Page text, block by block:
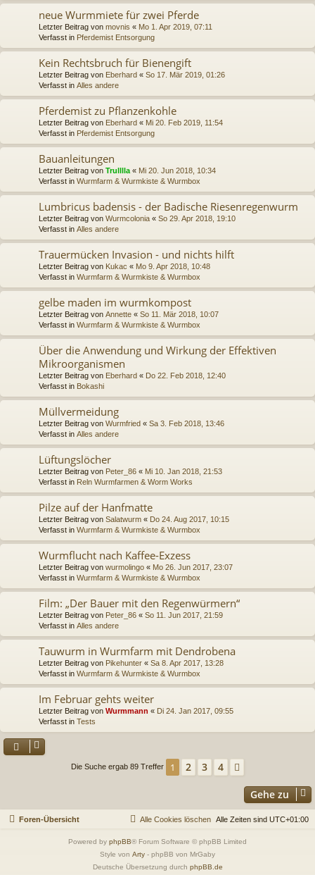
neue Wurmmiete für zwei Pferde
Letzter Beitrag von movnis « Mo 1. Apr 2019, 07:11
Verfasst in Pferdemist Entsorgung
Kein Rechtsbruch für Bienengift
Letzter Beitrag von Eberhard « So 17. Mär 2019, 01:26
Verfasst in Alles andere
Pferdemist zu Pflanzenkohle
Letzter Beitrag von Eberhard « Mi 20. Feb 2019, 11:54
Verfasst in Pferdemist Entsorgung
Bauanleitungen
Letzter Beitrag von Trulllla « Mi 20. Jun 2018, 10:34
Verfasst in Wurmfarm & Wurmkiste & Wurmbox
Lumbricus badensis - der Badische Riesenregenwurm
Letzter Beitrag von Wurmcolonia « So 29. Apr 2018, 19:10
Verfasst in Alles andere
Trauermücken Invasion - und nichts hilft
Letzter Beitrag von Kukac « Mo 9. Apr 2018, 10:48
Verfasst in Wurmfarm & Wurmkiste & Wurmbox
gelbe maden im wurmkompost
Letzter Beitrag von Annette « So 11. Mär 2018, 10:07
Verfasst in Wurmfarm & Wurmkiste & Wurmbox
Über die Anwendung und Wirkung der Effektiven
Mikroorganismen
Letzter Beitrag von Eberhard « Do 22. Feb 2018, 12:40
Verfasst in Bokashi
Müllvermeidung
Letzter Beitrag von Wurmfried « Sa 3. Feb 2018, 13:46
Verfasst in Alles andere
Lüftungslöcher
Letzter Beitrag von Peter_86 « Mi 10. Jan 2018, 21:53
Verfasst in Reln Wurmfarmen & Worm Works
Pilze auf der Hanfmatte
Letzter Beitrag von Salatwurm « Do 24. Aug 2017, 10:15
Verfasst in Wurmfarm & Wurmkiste & Wurmbox
Wurmflucht nach Kaffee-Exzess
Letzter Beitrag von wurmolingo « Mo 26. Jun 2017, 23:07
Verfasst in Wurmfarm & Wurmkiste & Wurmbox
Film: „Der Bauer mit den Regenwürmern“
Letzter Beitrag von Peter_86 « So 11. Jun 2017, 21:59
Verfasst in Alles andere
Tauwurm in Wurmfarm mit Dendrobena
Letzter Beitrag von Pikehunter « Sa 8. Apr 2017, 13:28
Verfasst in Wurmfarm & Wurmkiste & Wurmbox
Im Februar gehts weiter
Letzter Beitrag von Wurmmann « Di 24. Jan 2017, 09:55
Verfasst in Tests
Die Suche ergab 89 Treffer 1 2 3 4
Gehe zu
Foren-Übersicht Alle Zeiten sind UTC+01:00
Alle Cookies löschen
Powered by phpBB® Forum Software © phpBB Limited
Style von Arty - phpBB von MrGaby
Deutsche Übersetzung durch phpBB.de